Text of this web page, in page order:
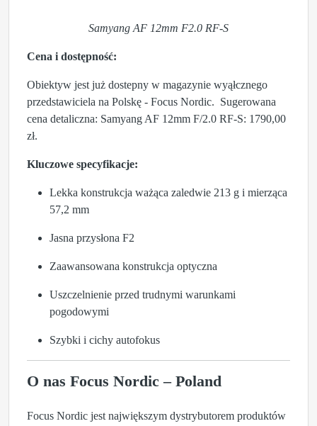
Samyang AF 12mm F2.0 RF-S
Cena i dostępność:
Obiektyw jest już dostepny w magazynie wyąłcznego
przedstawiciela na Polskę - Focus Nordic. Sugerowana
cena detaliczna: Samyang AF 12mm F/2.0 RF-S: 1790,00
zł.
Kluczowe specyfikacje:
Lekka konstrukcja ważąca zaledwie 213 g i mierząca
57,2 mm
Jasna przysłona F2
Zaawansowana konstrukcja optyczna
Uszczelnienie przed trudnymi warunkami
pogodowymi
Szybki i cichy autofokus
O nas Focus Nordic – Poland
Focus Nordic jest największym dystrybutorem produktów